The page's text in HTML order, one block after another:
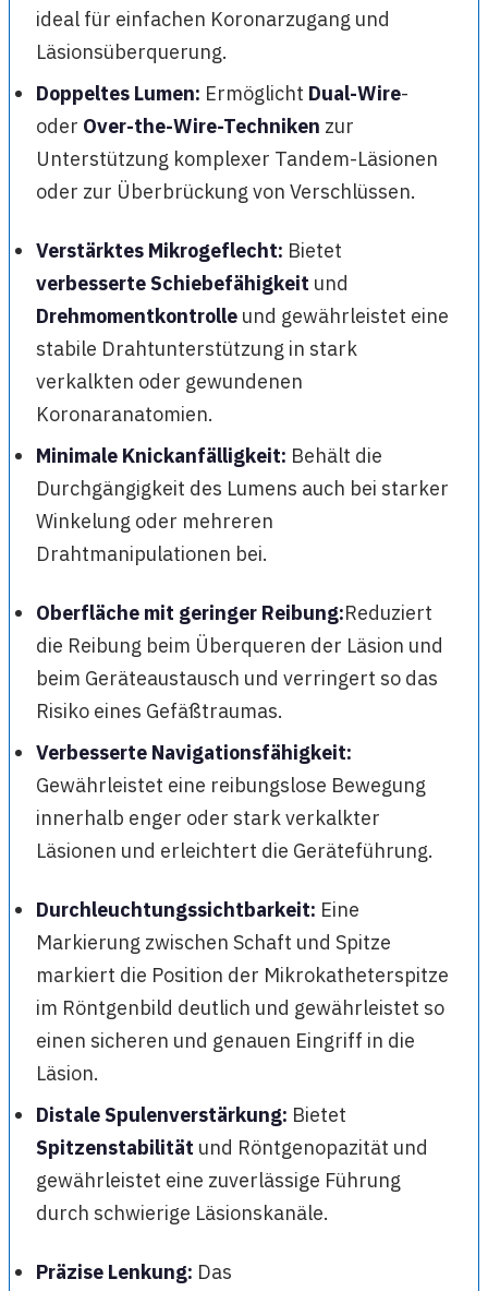
ideal für einfachen Koronarzugang und
Läsionsüberquerung.
Doppeltes Lumen: Ermöglicht Dual-Wire-
oder Over-the-Wire-Techniken zur
Unterstützung komplexer Tandem-Läsionen
oder zur Überbrückung von Verschlüssen.
Verstärktes Mikrogeflecht: Bietet
verbesserte Schiebefähigkeit und
Drehmomentkontrolle und gewährleistet eine
stabile Drahtunterstützung in stark
verkalkten oder gewundenen
Koronaranatomien.
Minimale Knickanfälligkeit: Behält die
Durchgängigkeit des Lumens auch bei starker
Winkelung oder mehreren
Drahtmanipulationen bei.
Oberfläche mit geringer Reibung:Reduziert
die Reibung beim Überqueren der Läsion und
beim Geräteaustausch und verringert so das
Risiko eines Gefäßtraumas.
Verbesserte Navigationsfähigkeit:
Gewährleistet eine reibungslose Bewegung
innerhalb enger oder stark verkalkter
Läsionen und erleichtert die Geräteführung.
Durchleuchtungssichtbarkeit: Eine
Markierung zwischen Schaft und Spitze
markiert die Position der Mikrokatheterspitze
im Röntgenbild deutlich und gewährleistet so
einen sicheren und genauen Eingriff in die
Läsion.
Distale Spulenverstärkung: Bietet
Spitzenstabilität und Röntgenopazität und
gewährleistet eine zuverlässige Führung
durch schwierige Läsionskanäle.
Präzise Lenkung: Das